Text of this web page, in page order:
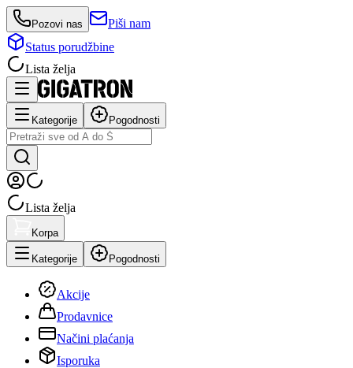
Pozovi nas
Piši nam
Status porudžbine
Lista želja
Kategorije Pogodnosti
Lista želja
Korpa
Kategorije Pogodnosti
Akcije
Prodavnice
Načini plaćanja
Isporuka